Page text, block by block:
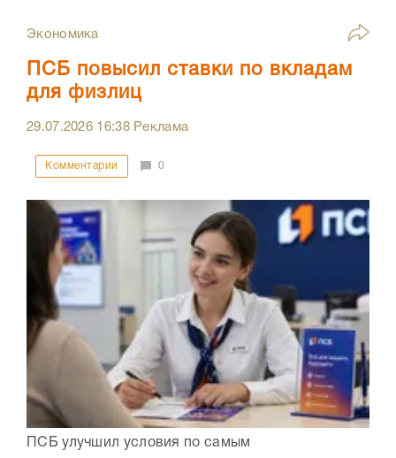
Экономика
ПСБ повысил ставки по вкладам
для физлиц
29.07.2026 16:38Реклама
Комментарии 0
ПСБ улучшил условия по самым